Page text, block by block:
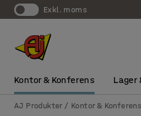
exkl. moms
Kontor & Konferens Lager
AJ Produkter Kontor & Konferens